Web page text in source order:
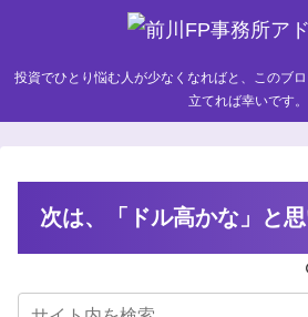
投資でひとり悩む人が少なくなればと、このブ
立てれば幸いです。
次は、「ドル高かな」と思